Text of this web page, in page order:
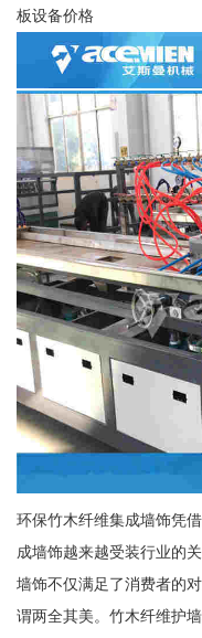
板设备价格
环保竹木纤维集成墙饰凭
成墙饰越来越受装行业的
墙饰不仅满足了消费者的
谓两全其美。竹木纤维护